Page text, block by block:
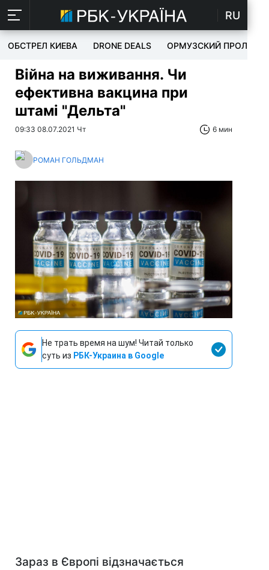
RU
ОБСТРЕЛ КИЕВА DRONE DEALS ОРМУЗСКИЙ ПРОЛИВ
Війна на виживання. Чи
ефективна вакцина при
штамі "Дельта"
09:33 08.07.2021 Чт 6 мин
РОМАН ГОЛЬДМАН
Не трать время на шум! Читай только
суть из РБК-Украина в Google
Зараз в Європі відзначається